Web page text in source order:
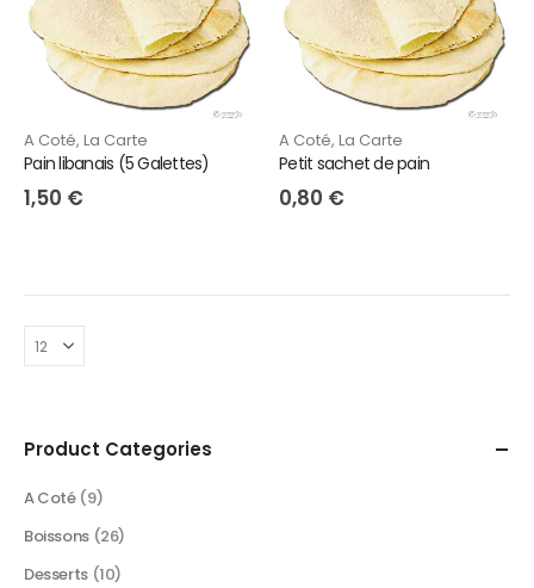
A Coté, La Carte
Pain libanais (5 Galettes)
1,50 €
A Coté, La Carte
Petit sachet de pain
0,80 €
Product Categories
A Coté (9)
Boissons (26)
Desserts (10)